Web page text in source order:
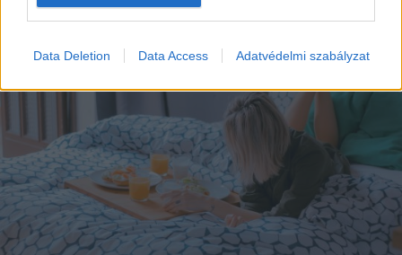
Data Deletion Data Access Adatvédelmi szabályzat